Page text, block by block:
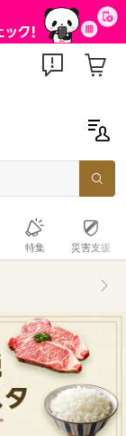
特集 災害支援